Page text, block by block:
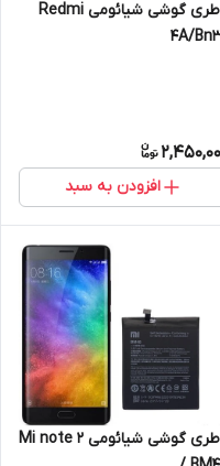
باطری گوشی شیائومی Redmi
4A/
افزودن به سبد
باطری گوشی شیائومی Mi note 2